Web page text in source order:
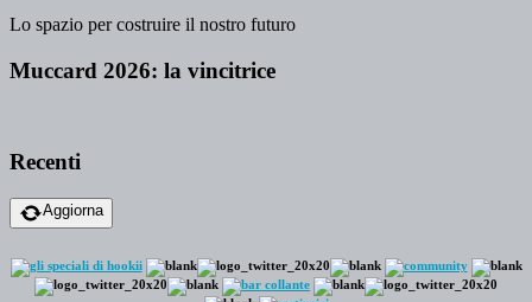
Lo spazio per costruire il nostro futuro
Muccard 2026: la vincitrice
Recenti
Aggiorna